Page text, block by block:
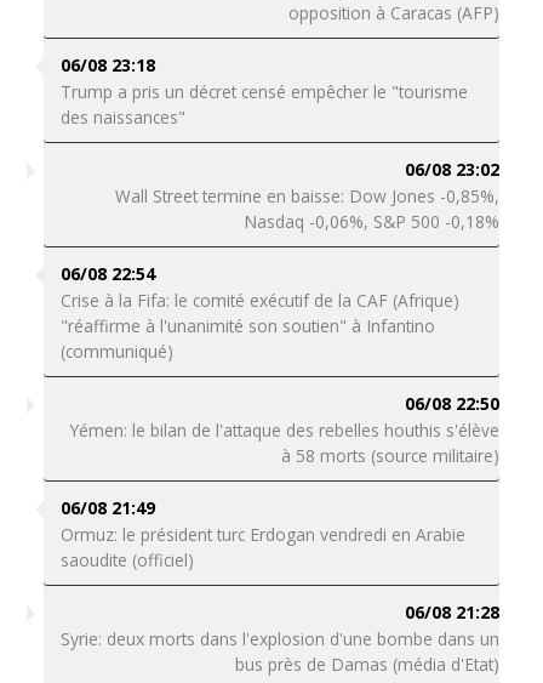
opposition à Caracas (AFP)
06/08 23:18
Trump a pris un décret censé empêcher le "tourisme
des naissances"
06/08 23:02
Wall Street termine en baisse: Dow Jones -0,85%,
Nasdaq -0,06%, S&P 500 -0,18%
06/08 22:54
Crise à la Fifa: le comité exécutif de la CAF (Afrique)
"réaffirme à l'unanimité son soutien" à Infantino
(communiqué)
06/08 22:50
Yémen: le bilan de l'attaque des rebelles houthis s'élève
à 58 morts (source militaire)
06/08 21:49
Ormuz: le président turc Erdogan vendredi en Arabie
saoudite (officiel)
06/08 21:28
Syrie: deux morts dans l'explosion d'une bombe dans un
bus près de Damas (média d'Etat)